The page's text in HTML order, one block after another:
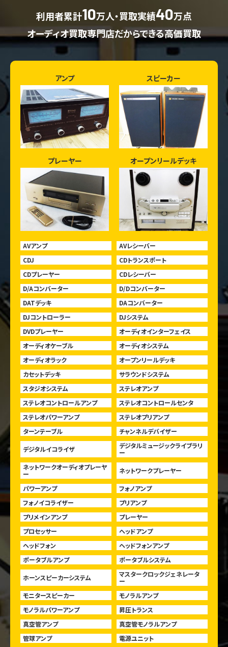
利用者累計10万人・買取実績40万点
オーディオ買取専門店だからできる高価買取
アンプ スピーカー
プレーヤー オープンリールデッキ
AVアンプ
AVレシーバー
CDJ
CDトランスポート
CDプレーヤー
CDレシーバー
D/Aコンバーター
D/Dコンバーター
DATデッキ
DAコンバーター
DJコントローラー
DJシステム
DVDプレーヤー
オーディオインターフェイス
オーディオケーブル
オーディオシステム
オーディオラック
オープンリールデッキ
カセットデッキ
サラウンドシステム
スタジオシステム
ステレオアンプ
ステレオコントロールアンプ
ステレオコントロールセンタ
ステレオパワーアンプ
ステレオプリアンプ
ターンテーブル
チャンネルデバイザー
デジタルイコライザ
デジタルミュージックライブラリ
ー
ネットワークオーディオプレーヤ
ー
ネットワークプレーヤー
パワーアンプ
フォノアンプ
フォノイコライザー
プリアンプ
プリメインアンプ
プレーヤー
プロセッサー
ヘッドアンプ
ヘッドフォン
ヘッドフォンアンプ
ポータブルアンプ
ポータブルシステム
ホーンスピーカーシステム
マスタークロックジェネレータ
ー
モニタースピーカー
モノラルアンプ
モノラルパワーアンプ
昇圧トランス
真空管アンプ
真空管モノラルアンプ
管球アンプ
電源ユニット